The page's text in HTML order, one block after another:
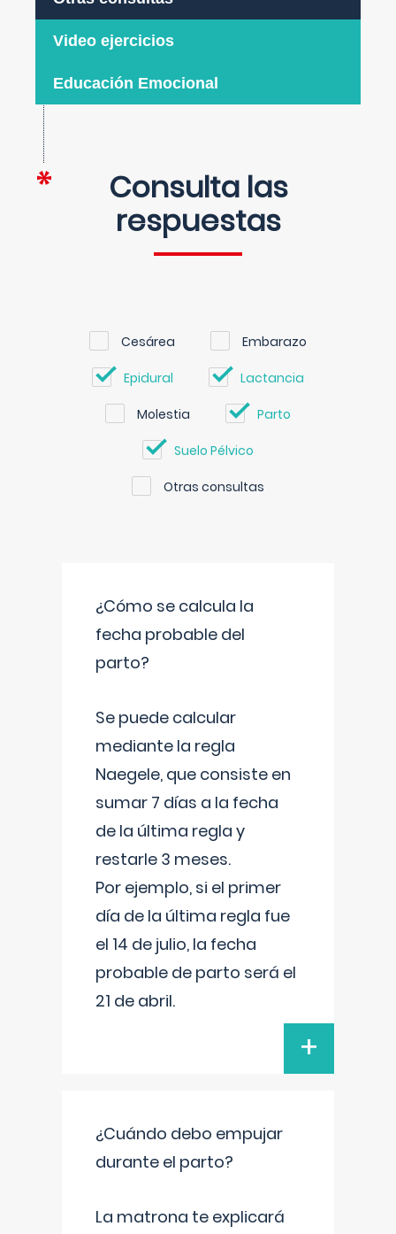
Video ejercicios
Educación Emocional
Consulta las
respuestas
Cesárea Embarazo
Epidural Lactancia
Molestia Parto
Suelo Pélvico
Otras consultas
¿Cómo se calcula la
fecha probable del
parto?
Se puede calcular
mediante la regla
Naegele, que consiste en
sumar 7 días a la fecha
de la última regla y
restarle 3 meses.
Por ejemplo, si el primer
día de la última regla fue
el 14 de julio, la fecha
probable de parto será el
21 de abril.
+
¿Cuándo debo empujar
durante el parto?
La matrona te explicará